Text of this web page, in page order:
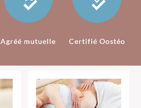
Agréé mutuelle Certifié Oostéo